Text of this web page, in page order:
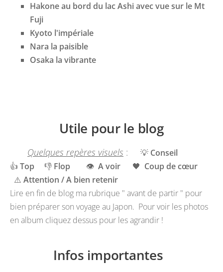
Hakone au bord du lac Ashi avec vue sur le Mt
Fuji
Kyoto l'impériale
Nara la paisible
Osaka la vibrante
Utile pour le blog
Quelques repères visuels : 💡 Conseil
👍 Top 👎 Flop 👁️ A voir 🖤 Coup de cœur
⚠️ Attention / A bien retenir
Lire en fin de blog ma rubrique " avant de partir " pour
bien préparer son voyage au Japon. Pour voir les photos
en album cliquez dessus pour les agrandir !
Infos importantes